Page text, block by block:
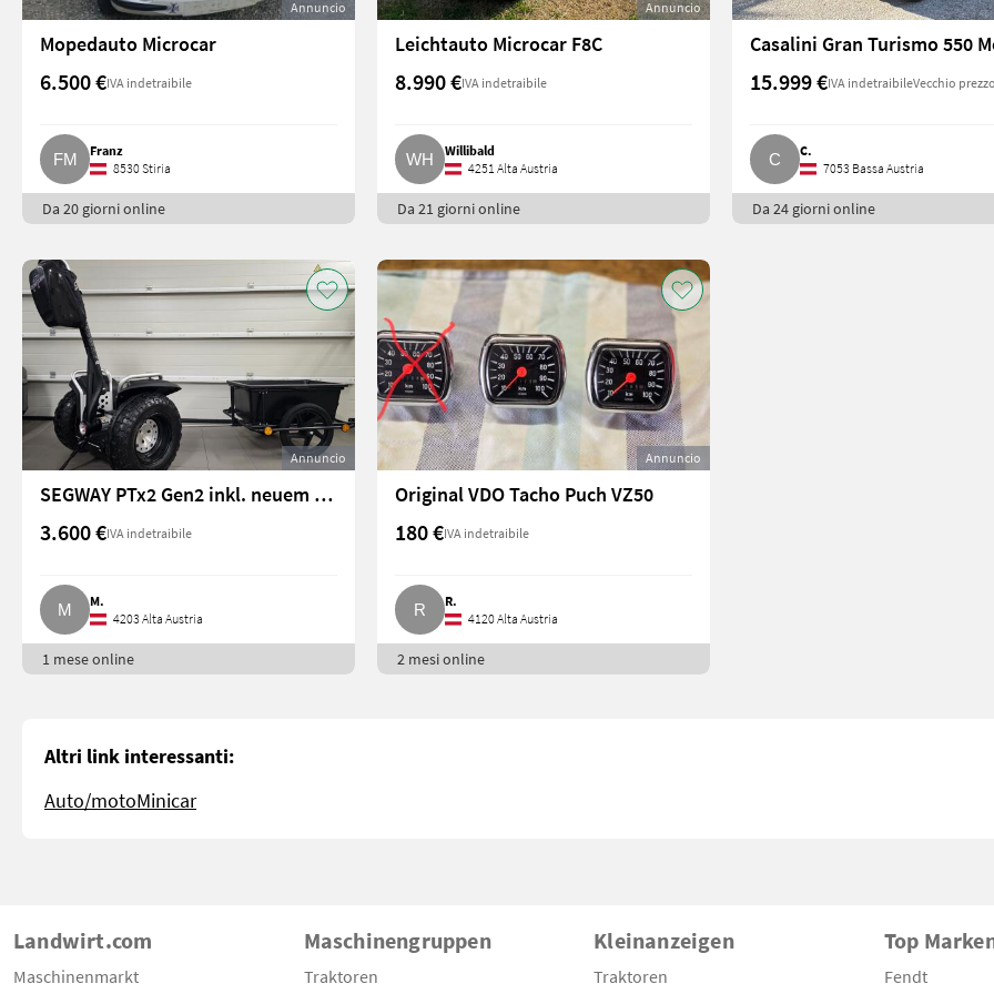
Annuncio
Mopedauto Microcar
6.500 €IVA indetraibile
Franz
8530 Stiria
Da 20 giorni online
Annuncio
Leichtauto Microcar F8C
8.990 €IVA indetraibile
Willibald
4251 Alta Austria
Da 21 giorni online
15.999 €IVA indetraibileVecchio
C.
7053 Bassa Austria
Da 24 giorni online
Annuncio
SEGWAY PTx2 Gen2 inkl. neuem Anhänger und Schneeketten
3.600 €IVA indetraibile
M.
4203 Alta Austria
1 mese online
Annuncio
Original VDO Tacho Puch VZ50
180 €IVA indetraibile
R.
4120 Alta Austria
2 mesi online
Altri link interessanti:
Auto/motoMinicar
Landwirt.com
Maschinenmarkt
Maschinengruppen
Traktoren
Kleinanzeigen
Traktoren
Top
Fendt